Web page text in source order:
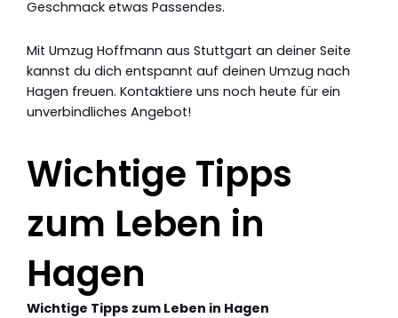
Geschmack etwas Passendes.
Mit Umzug Hoffmann aus Stuttgart an deiner Seite
kannst du dich entspannt auf deinen Umzug nach
Hagen freuen. Kontaktiere uns noch heute für ein
unverbindliches Angebot!
Wichtige Tipps
zum Leben in
Hagen
Wichtige Tipps zum Leben in Hagen